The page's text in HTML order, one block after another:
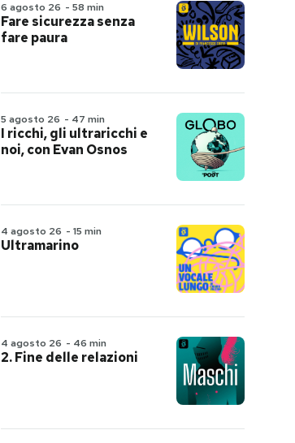
6 agosto 26 - 58 min
Fare sicurezza senza
fare paura
5 agosto 26 - 47 min
I ricchi, gli ultraricchi e
noi, con Evan Osnos
4 agosto 26 - 15 min
Ultramarino
4 agosto 26 - 46 min
2. Fine delle relazioni